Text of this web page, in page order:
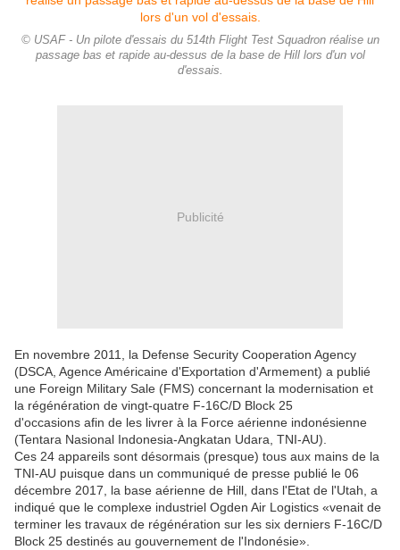
© USAF - Un pilote d'essais du 514th Flight Test Squadron réalise un
passage bas et rapide au-dessus de la base de Hill lors d'un vol
d'essais.
Publicité
En novembre 2011, la Defense Security Cooperation Agency
(DSCA, Agence Américaine d'Exportation d'Armement) a publié
une Foreign Military Sale (FMS) concernant la modernisation et
la régénération de vingt-quatre F-16C/D Block 25
d'occasions afin de les livrer à la Force aérienne indonésienne
(Tentara Nasional Indonesia-Angkatan Udara, TNI-AU).
Ces 24 appareils sont désormais (presque) tous aux mains de la
TNI-AU puisque dans un communiqué de presse publié le 06
décembre 2017, la base aérienne de Hill, dans l'Etat de l'Utah, a
indiqué que le complexe industriel Ogden Air Logistics «venait de
terminer les travaux de régénération sur les six derniers F-16C/D
Block 25 destinés au gouvernement de l'Indonésie».